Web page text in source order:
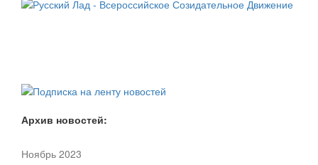
Архив новостей:
Ноябрь 2023